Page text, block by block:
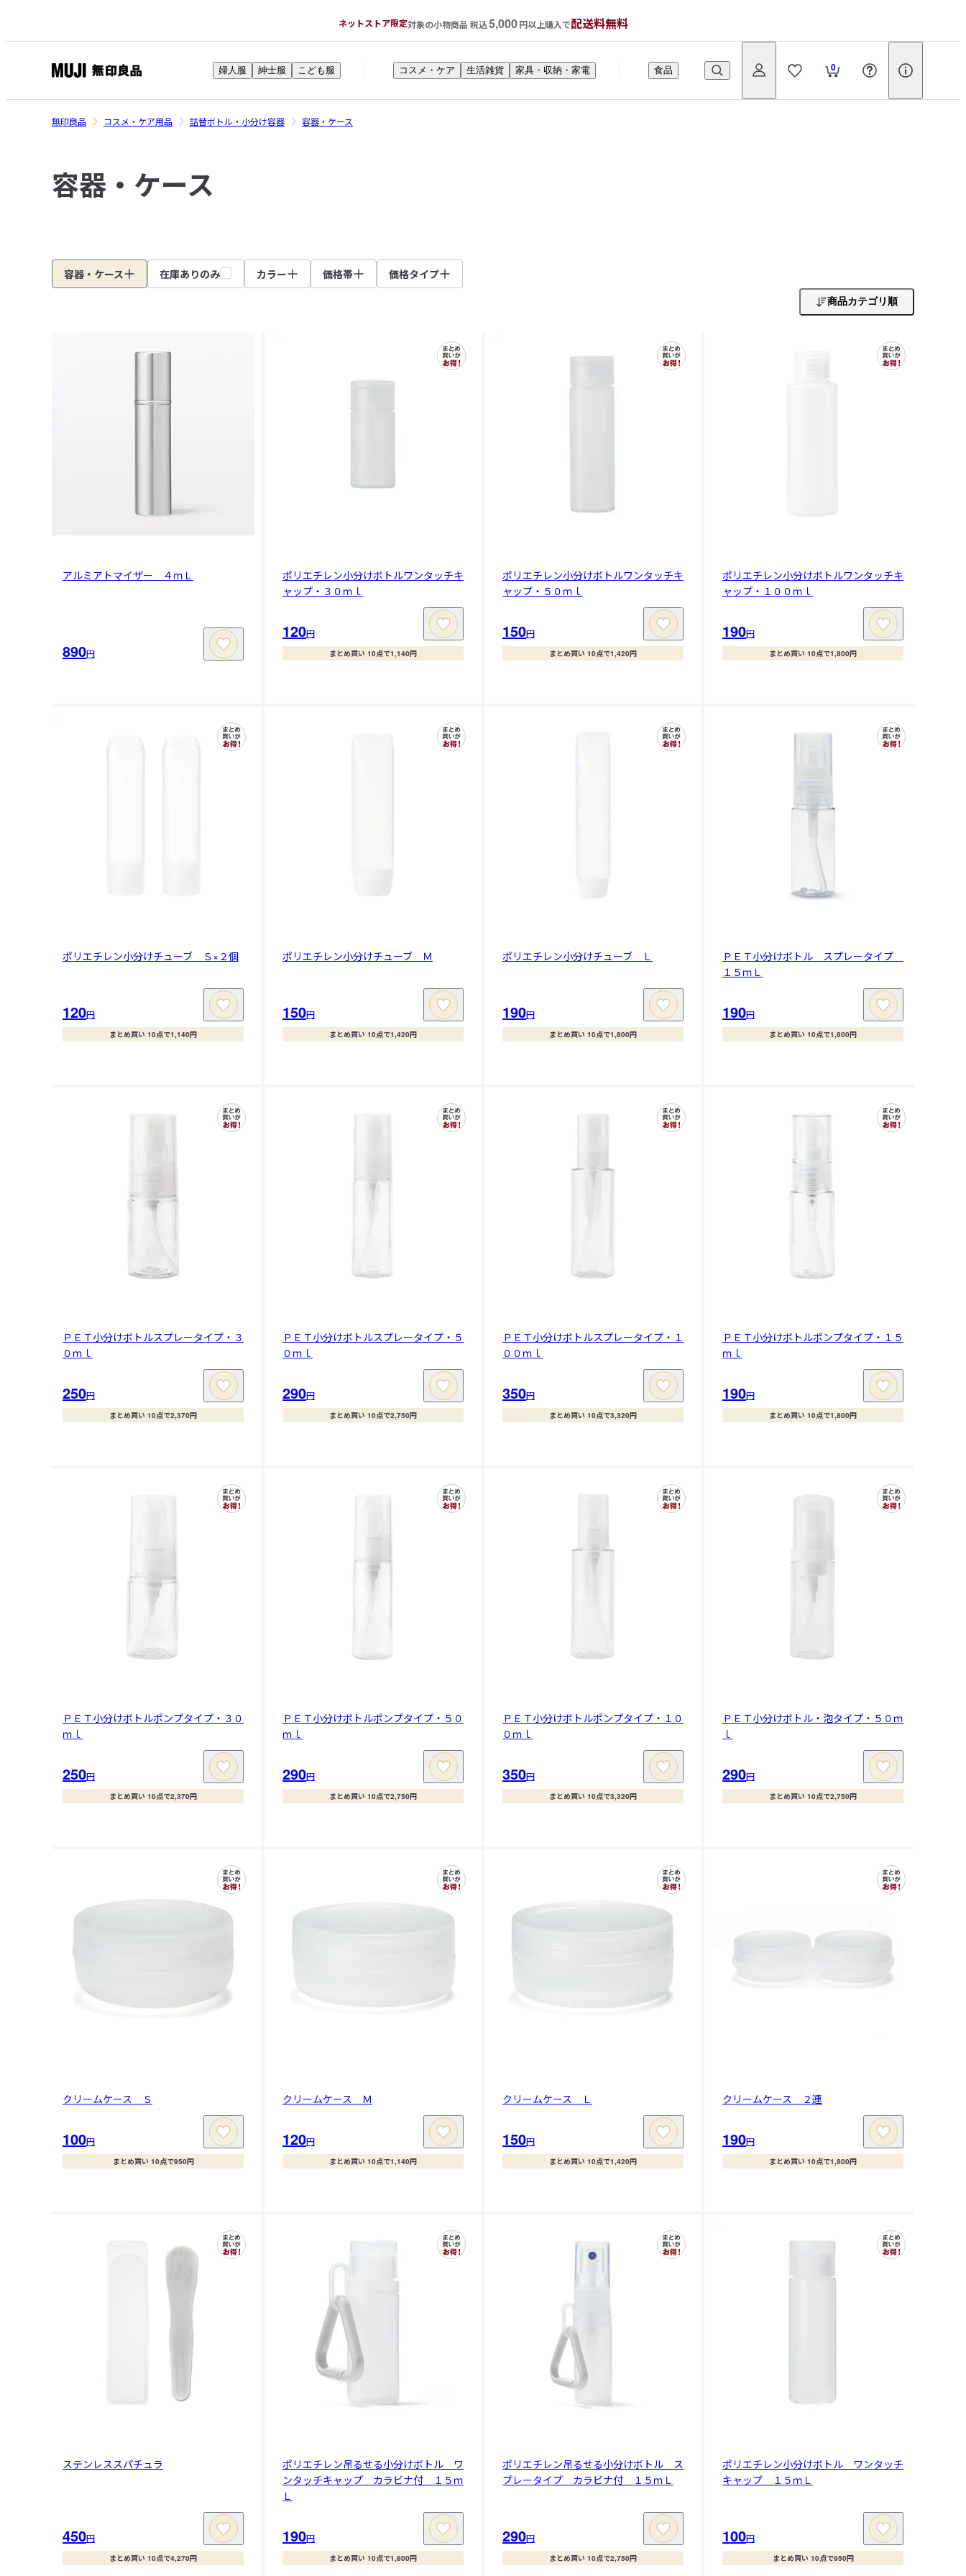
ネットストア限定対象の小物商品 税込5,000円以上購入で配送料無料
印
良
ッ
ト
0
婦人服 紳士服 こども服 コスメ・ケア 生活雑貨 家具・収納・家電 食品
無印良品 コスメ・ケア用品 詰替ボトル・小分け容器 容器・ケース
容器・ケース
容器・ケース 在庫ありのみ カラー 価格帯 価格タイプ
商品カテゴリ順
アルミアトマイザー ４ｍＬ
890円
ポリエチレン小分けボトルワンタッチキ
ャップ・３０ｍｌ
120円
まとめ買い 10点で1,140円
ポリエチレン小分けボトルワンタッチキ
ャップ・５０ｍｌ
150円
まとめ買い 10点で1,420円
ポリエチレン小分けボトルワンタッチキ
ャップ・１００ｍｌ
190円
まとめ買い 10点で1,800円
ポリエチレン小分けチューブ Ｓ×２個
120円
まとめ買い 10点で1,140円
ポリエチレン小分けチューブ Ｍ
150円
まとめ買い 10点で1,420円
ポリエチレン小分けチューブ Ｌ
190円
まとめ買い 10点で1,800円
ＰＥＴ小分けボトル スプレータイプ
１５ｍＬ
190円
まとめ買い 10点で1,800円
ＰＥＴ小分けボトルスプレータイプ・３
０ｍｌ
250円
まとめ買い 10点で2,370円
ＰＥＴ小分けボトルスプレータイプ・５
０ｍｌ
290円
まとめ買い 10点で2,750円
ＰＥＴ小分けボトルスプレータイプ・１
００ｍｌ
350円
まとめ買い 10点で3,320円
ＰＥＴ小分けボトルポンプタイプ・１５
ｍｌ
190円
まとめ買い 10点で1,800円
ＰＥＴ小分けボトルポンプタイプ・３０
ｍｌ
250円
まとめ買い 10点で2,370円
ＰＥＴ小分けボトルポンプタイプ・５０
ｍｌ
290円
まとめ買い 10点で2,750円
ＰＥＴ小分けボトルポンプタイプ・１０
０ｍｌ
350円
まとめ買い 10点で3,320円
ＰＥＴ小分けボトル・泡タイプ・５０ｍ
ｌ
290円
まとめ買い 10点で2,750円
クリームケース Ｓ
100円
まとめ買い 10点で950円
クリームケース Ｍ
120円
まとめ買い 10点で1,140円
クリームケース Ｌ
150円
まとめ買い 10点で1,420円
クリームケース ２連
190円
まとめ買い 10点で1,800円
ステンレススパチュラ
450円
まとめ買い 10点で4,270円
ポリエチレン吊るせる小分けボトル ワ
ンタッチキャップ カラビナ付 １５ｍ
Ｌ
190円
まとめ買い 10点で1,800円
ポリエチレン吊るせる小分けボトル ス
プレータイプ カラビナ付 １５ｍＬ
290円
まとめ買い 10点で2,750円
ポリエチレン小分けボトル ワンタッチ
キャップ １５ｍＬ
100円
まとめ買い 10点で950円